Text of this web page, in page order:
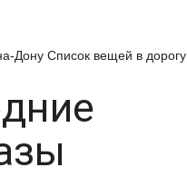
Дону Список вещей в дорогу